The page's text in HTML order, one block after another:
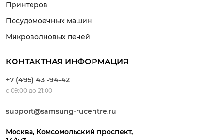
Принтеров
Посудомоечных машин
Микроволновых печей
КОНТАКТНАЯ ИНФОРМАЦИЯ
+7 (495) 431-94-42
с 09:00 до 21:00
support@samsung-rucentre.ru
Москва, Комсомольский проспект,